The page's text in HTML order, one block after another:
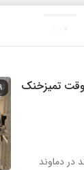
وقت تمیزخنک
در دماوند